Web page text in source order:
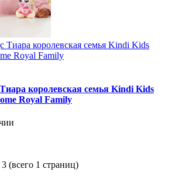
королевская семья Kindi Kids
Royal Family
(всего 1 страниц)